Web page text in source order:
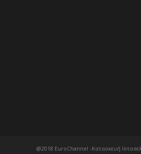
@2018 EuroChannel -Κατασκευή